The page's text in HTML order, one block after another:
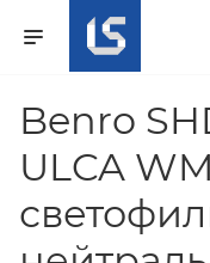
Benro
ULCA